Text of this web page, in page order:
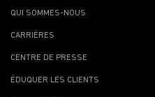
QUI SOMMES-NOUS
CARRIÈRES
CENTRE DE PRESSE
ÉDUQUER LES CLIENTS